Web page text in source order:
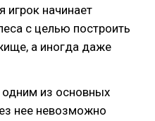
игрок начинает
с целью построить
а иногда даже
одним из основных
нее невозможно